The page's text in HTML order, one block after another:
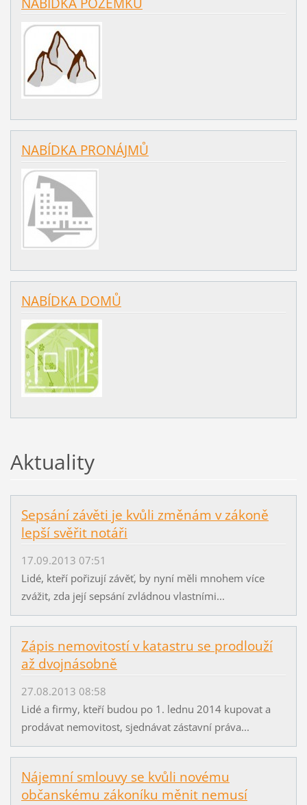
NABÍDKA PRONÁJMŮ
NABÍDKA DOMŮ
Aktuality
Sepsání závěti je kvůli změnám v zákoně
lepší svěřit notáři
17.09.2013 07:51
Lidé, kteří pořizují závěť, by nyní měli mnohem více
zvážit, zda její sepsání zvládnou vlastními...
Zápis nemovitostí v katastru se prodlouží
až dvojnásobně
27.08.2013 08:58
Lidé a firmy, kteří budou po 1. lednu 2014 kupovat a
prodávat nemovitost, sjednávat zástavní práva...
Nájemní smlouvy se kvůli novému
občanskému zákoníku měnit nemusí